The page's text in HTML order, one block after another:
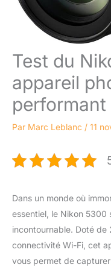
Test du
appareil
performant
Par Marc Leblanc / 11
Dans un monde où
essentiel, le Nikon 5300
incontournable. Doté de
connectivité Wi-Fi, cet
vous permet de